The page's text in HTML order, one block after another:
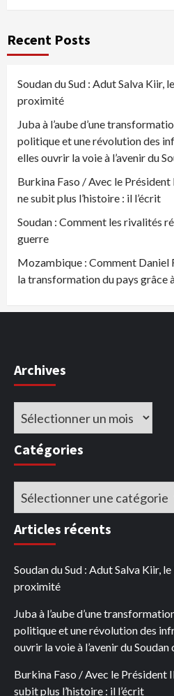
Recent Posts
Soudan du Sud : Adut Salva Kiir,
proximité
Juba à l’aube d’une
politique et une révolution des
elles ouvrir la voie à l’avenir du
Burkina Faso / Avec le
ne subit plus l’histoire : il l’écrit
Soudan : Comment les rivalités
guerre
Mozambique : Comment Daniel
la transformation du pays grâce
Archives
Archives
Catégories
Catégories
Articles récents
Soudan du Sud : Adut Salva Kiir,
proximité
Juba à l’aube d’une
politique et une révolution des
ouvrir la voie à l’avenir du Soudan
Burkina Faso / Avec le Président
subit plus l’histoire : il l’écrit